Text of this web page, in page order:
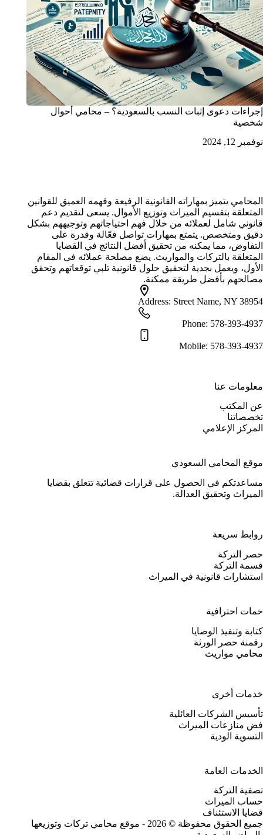
إجراءات دعوى إثبات النسب بالسعودية؟ – محامي أحوال
شخصية
نوفمبر 12, 2024
المحامي يتميز بمهاراته القانونية الرفيعة وفهمه العميق للقوانين
المتعلقة بتقسيم الميراث وتوزيع الأموال. يسعى لتقديم دعم
قانوني شامل لعملائه من خلال فهم احتياجاتهم وتوجيههم بشكل
دقيق ومتخصص. يتمتع بمهارات تواصل فعّالة وقدرة على
التفاوض، مما يمكنه من تحقيق أفضل النتائج في القضايا
المتعلقة بالتركات والمواريث. يضع مصلحة عملائه في المقام
الأول، ويعمل بجدية لتحقيق حلول قانونية تلبي توقعاتهم وتحقق
مصالحهم بأفضل طريقة ممكنة.
Address: Street Name, NY 38954
Phone: 578-393-4937
Mobile: 578-393-4937
معلومات عنا
عن المكتب
تخصصاتنا
المركز الإعلامي
موقع المحامي السعودي
مساعدتكم في الحصول على قرارات قضائية تتعلق بقضايا
الميراث وتحقيق العدالة.
روابط سريعة
حصر التركة
قسمة التركة
استشارات قانونية في الميراث
خمات احترافية
كتابة وتنفيذ الوصايا
رقمنة حصر الورثة
محامي مواريث
خدمات أخرى
تأسيس الشركات العائلية
فض منازعات الميراث
التسوية الودية
الخدمات العامة
تصفية التركة
حساب الميراث
قضايا الاستئناف
جميع الحقوق محفوظة © 2026 - موقع محامي تركات وتوزيعها